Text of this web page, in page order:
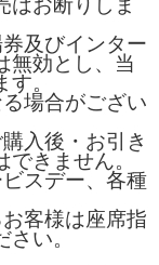
はお断りしま
及びインター
無効とし、当
。
場合がござい
入後・お引き
きません。
スデー、各種
客様は座席指
い。